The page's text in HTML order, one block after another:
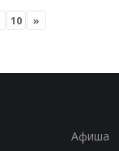
10 »
Афиша